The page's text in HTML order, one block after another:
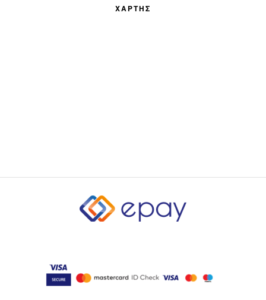
ΧΑΡΤΗΣ